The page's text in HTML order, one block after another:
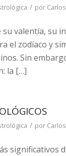
/ por
valentía, su
el zodíaco y
Sin
la […]
/ por
significativos